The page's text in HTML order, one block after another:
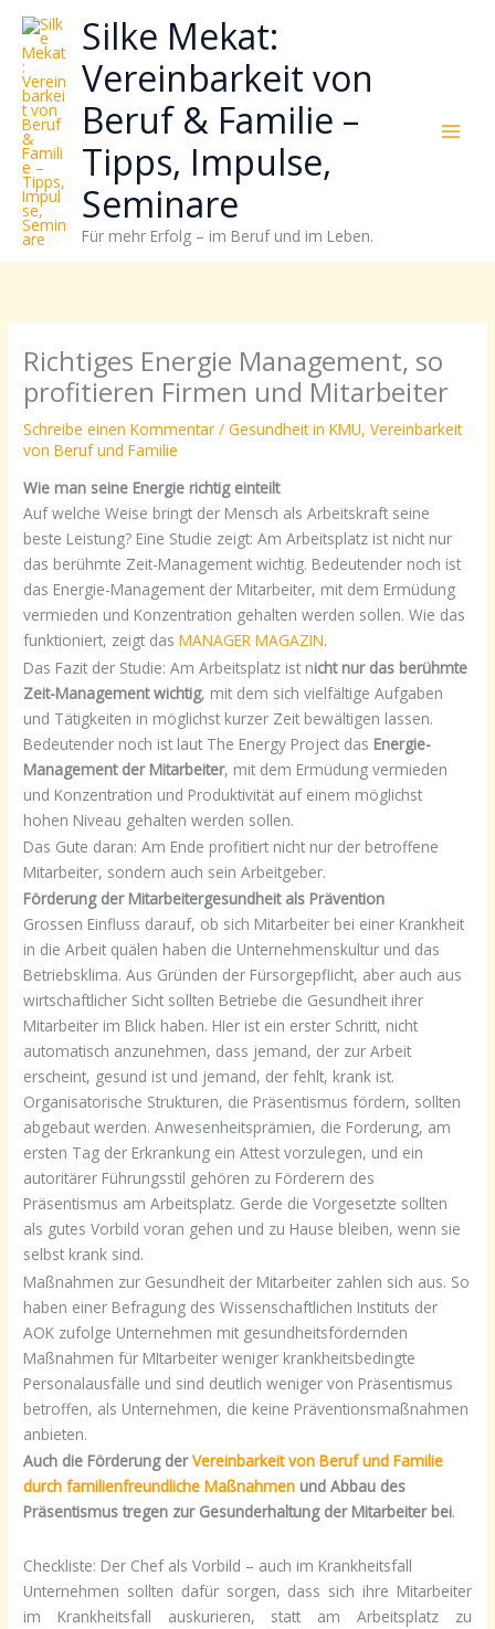
Zum
Inhalt
springen
Silke Mekat:
Vereinbarkeit von
Beruf & Familie –
Tipps, Impulse,
Seminare
Für mehr Erfolg – im Beruf und im Leben.
Richtiges Energie Management, so
profitieren Firmen und Mitarbeiter
Schreibe einen Kommentar /Gesundheit in KMU,Vereinbarkeit
von Beruf und Familie
Wie man seine Energie richtig einteilt
Auf welche Weise bringt der Mensch als Arbeitskraft seine
beste Leistung? Eine Studie zeigt: Am Arbeitsplatz ist nicht nur
das berühmte Zeit-Management wichtig. Bedeutender noch ist
das Energie-Management der Mitarbeiter, mit dem Ermüdung
vermieden und Konzentration gehalten werden sollen. Wie das
funktioniert, zeigt dasMANAGER MAGAZIN.
Das Fazit der Studie: Am Arbeitsplatz ist nicht nur das berühmte
Zeit-Management wichtig, mit dem sich vielfältige Aufgaben
und Tätigkeiten in möglichst kurzer Zeit bewältigen lassen.
Bedeutender noch ist laut The Energy Project das Energie-
Management der Mitarbeiter, mit dem Ermüdung vermieden
und Konzentration und Produktivität auf einem möglichst
hohen Niveau gehalten werden sollen.
Das Gute daran: Am Ende profitiert nicht nur der betroffene
Mitarbeiter, sondern auch sein Arbeitgeber.
Förderung der Mitarbeitergesundheit als Prävention
Grossen Einfluss darauf, ob sich Mitarbeiter bei einer Krankheit
in die Arbeit quälen haben die Unternehmenskultur und das
Betriebsklima. Aus Gründen der Fürsorgepflicht, aber auch aus
wirtschaftlicher Sicht sollten Betriebe die Gesundheit ihrer
Mitarbeiter im Blick haben. HIer ist ein erster Schritt, nicht
automatisch anzunehmen, dass jemand, der zur Arbeit
erscheint, gesund ist und jemand, der fehlt, krank ist.
Organisatorische Strukturen, die Präsentismus fördern, sollten
abgebaut werden. Anwesenheitsprämien, die Forderung, am
ersten Tag der Erkrankung ein Attest vorzulegen, und ein
autoritärer Führungsstil gehören zu Förderern des
Präsentismus am Arbeitsplatz. Gerde die Vorgesetzte sollten
als gutes Vorbild voran gehen und zu Hause bleiben, wenn sie
selbst krank sind.
Maßnahmen zur Gesundheit der Mitarbeiter zahlen sich aus. So
haben einer Befragung des Wissenschaftlichen Instituts der
AOK zufolge Unternehmen mit gesundheitsfördernden
Maßnahmen für MItarbeiter weniger krankheitsbedingte
Personalausfälle und sind deutlich weniger von Präsentismus
betroffen, als Unternehmen, die keine Präventionsmaßnahmen
anbieten.
Auch die Förderung derVereinbarkeit von Beruf und Familie
durch familienfreundliche Maßnahmen und Abbau des
Präsentismus tregen zur Gesunderhaltung der Mitarbeiter bei.
Checkliste: Der Chef als Vorbild – auch im Krankheitsfall
Unternehmen sollten dafür sorgen, dass sich ihre Mitarbeiter
im Krankheitsfall auskurieren, statt am Arbeitsplatz zu
wie
sich
Stress
reduzieren
Energie
gezielter
einsetzen
lässt?
Einfach